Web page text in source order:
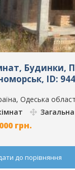
Будинки,
ID:
Одеська
грн.
до порівняння